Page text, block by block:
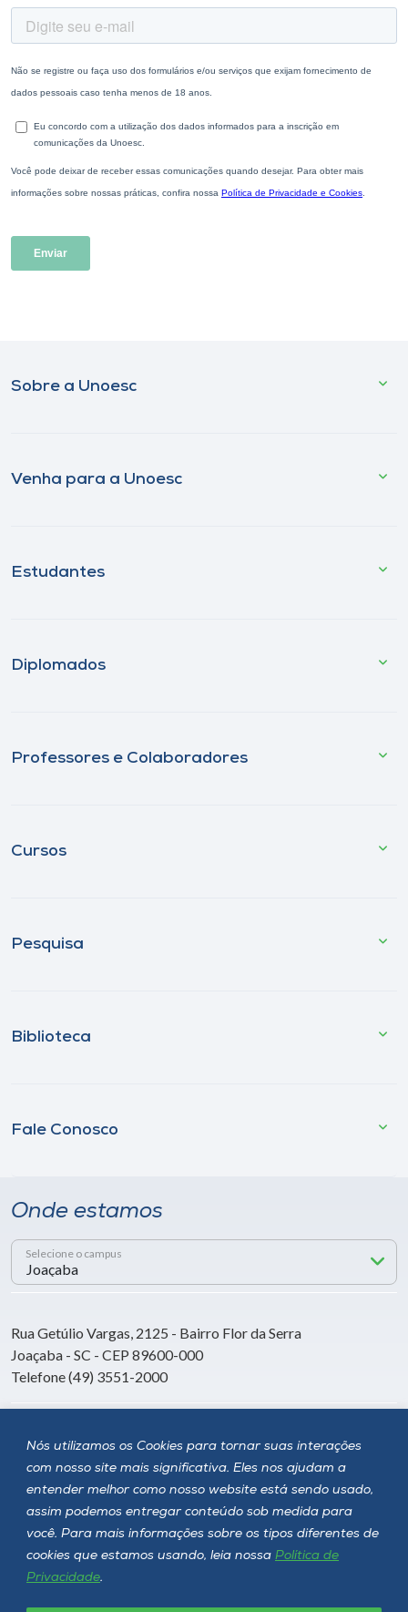
Nós utilizamos os Cookies para tornar suas interações
com nosso site mais significativa. Eles nos ajudam a
entender melhor como nosso website está sendo usado,
assim podemos entregar conteúdo sob medida para
você. Para mais informações sobre os tipos diferentes de
cookies que estamos usando, leia nossa Política de
Privacidade.
Sobre a Unoesc
Venha para a Unoesc
Estudantes
Diplomados
Professores e Colaboradores
Cursos
Pesquisa
Biblioteca
Fale Conosco
Onde estamos
Selecione o campus
Rua Getúlio Vargas, 2125 - Bairro Flor da Serra
Joaçaba - SC - CEP 89600-000
Telefone (49) 3551-2000
Siga a Unoesc